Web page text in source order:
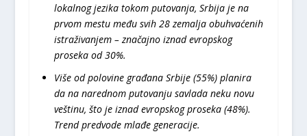
lokalnog jezika tokom putovanja, Srbija je na
prvom mestu među svih 28 zemalja obuhvaćenih
istraživanjem – značajno iznad evropskog
proseka od 30%.
Više od polovine građana Srbije (55%) planira
da na narednom putovanju savlada neku novu
veštinu, što je iznad evropskog proseka (48%).
Trend predvode mlađe generacije.